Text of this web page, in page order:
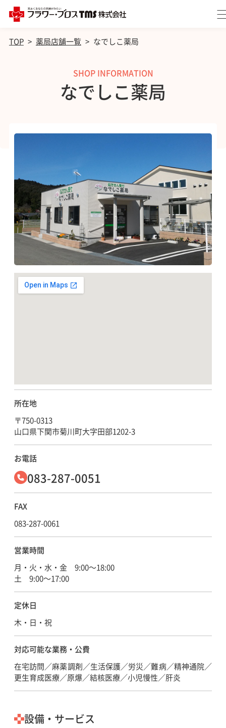
TOP > 薬局店舗一覧 > なでしこ薬局
SHOP INFORMATION
なでしこ薬局
所在地
〒750-0313
山口県下関市菊川町大字田部1202-3
お電話
083-287-0051
FAX
083-287-0061
営業時間
月・火・水・金 9:00～18:00
土 9:00～17:00
定休日
木・日・祝
対応可能な業務・公費
在宅訪問／麻薬調剤／生活保護／労災／難病／精神通院／
更生育成医療／原爆／結核医療／小児慢性／肝炎
設備・サービス